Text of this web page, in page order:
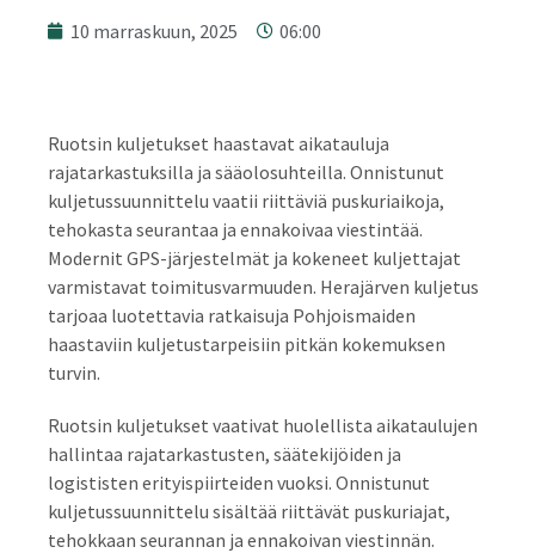
10 marraskuun, 2025 06:00
Ruotsin kuljetukset haastavat aikatauluja
rajatarkastuksilla ja sääolosuhteilla. Onnistunut
kuljetussuunnittelu vaatii riittäviä puskuriaikoja,
tehokasta seurantaa ja ennakoivaa viestintää.
Modernit GPS-järjestelmät ja kokeneet kuljettajat
varmistavat toimitusvarmuuden. Herajärven kuljetus
tarjoaa luotettavia ratkaisuja Pohjoismaiden
haastaviin kuljetustarpeisiin pitkän kokemuksen
turvin.
Ruotsin kuljetukset vaativat huolellista aikataulujen
hallintaa rajatarkastusten, säätekijöiden ja
logististen erityispiirteiden vuoksi. Onnistunut
kuljetussuunnittelu sisältää riittävät puskuriajat,
tehokkaan seurannan ja ennakoivan viestinnän.